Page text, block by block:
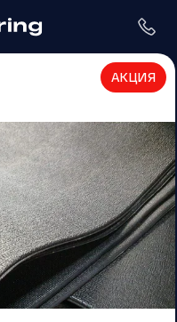
АКЦИЯ